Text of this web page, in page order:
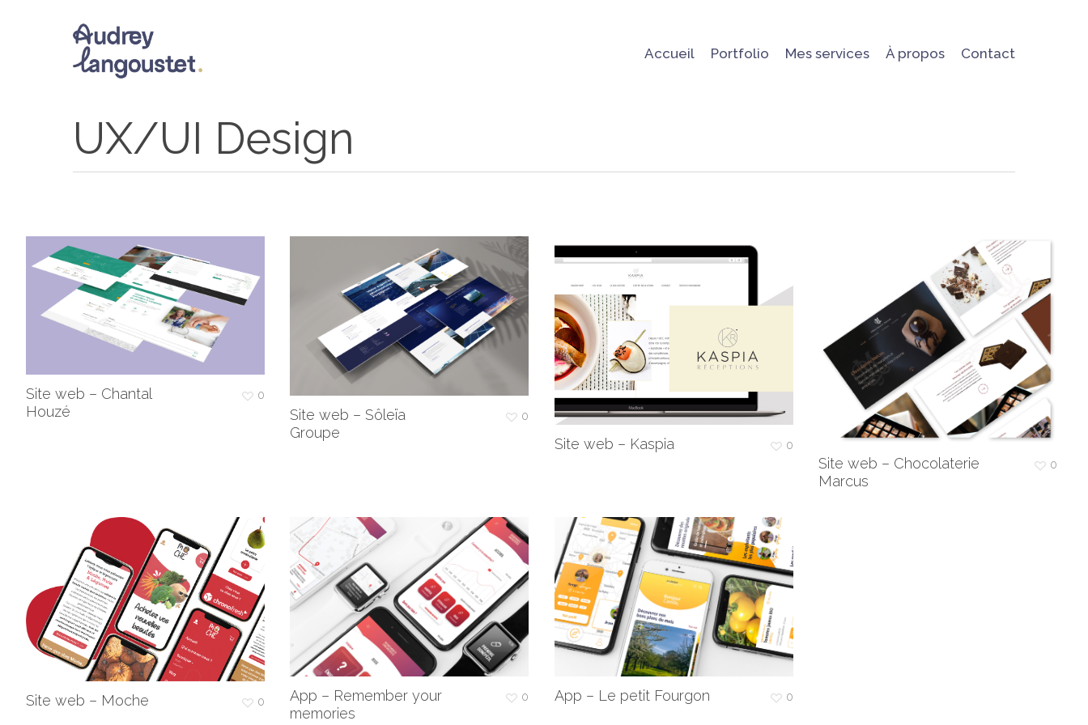
Accueil Portfolio Mes services À propos Contact
UX/UI Design
Site web – Chantal
Houzé
0
Site web – Sôleïa
Groupe
0
Site web – Kaspia 0
Site web – Chocolaterie
Marcus
0
Site web – Moche 0
App – Remember your
memories
0 App – Le petit Fourgon 0